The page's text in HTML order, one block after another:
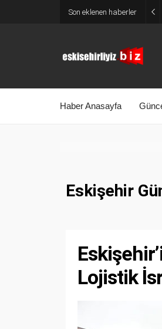
Son eklenen haberler
Haber Anasayfa
Eskişehir
Lojistik